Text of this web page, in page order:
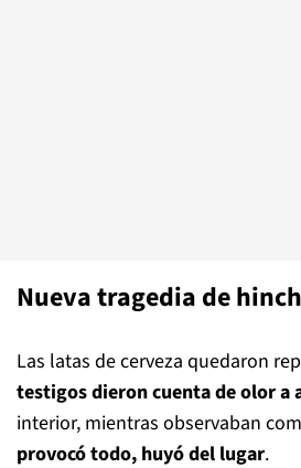
Nueva tragedia de
Las latas de cerveza quedaron
testigos dieron cuenta de olor a
interior, mientras observaban
provocó todo, huyó del lugar.